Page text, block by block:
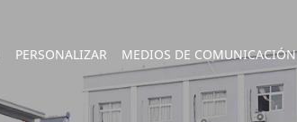
PERSONALIZAR MEDIOS DE COMUNICACIÓN